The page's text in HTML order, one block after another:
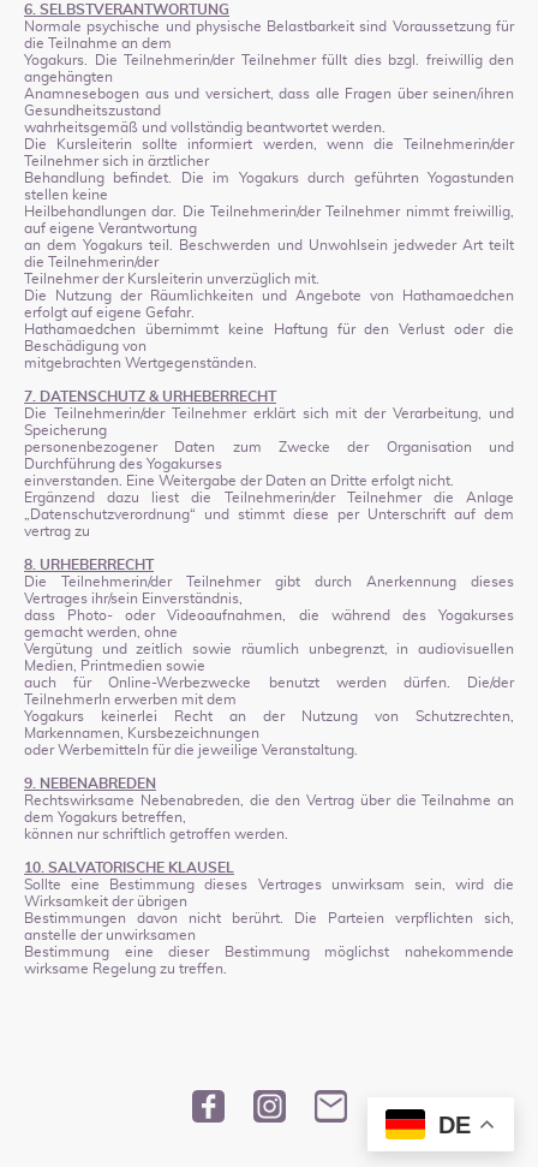
6. SELBSTVERANTWORTUNG
Normale psychische und physische Belastbarkeit sind Voraussetzung für
die Teilnahme an dem
Yogakurs. Die Teilnehmerin/der Teilnehmer füllt dies bzgl. freiwillig den
angehängten
Anamnesebogen aus und versichert, dass alle Fragen über seinen/ihren
Gesundheitszustand
wahrheitsgemäß und vollständig beantwortet werden.
Die Kursleiterin sollte informiert werden, wenn die Teilnehmerin/der
Teilnehmer sich in ärztlicher
Behandlung befindet. Die im Yogakurs durch geführten Yogastunden
stellen keine
Heilbehandlungen dar. Die Teilnehmerin/der Teilnehmer nimmt freiwillig,
auf eigene Verantwortung
an dem Yogakurs teil. Beschwerden und Unwohlsein jedweder Art teilt
die Teilnehmerin/der
Teilnehmer der Kursleiterin unverzüglich mit.
Die Nutzung der Räumlichkeiten und Angebote von Hathamaedchen
erfolgt auf eigene Gefahr.
Hathamaedchen übernimmt keine Haftung für den Verlust oder die
Beschädigung von
mitgebrachten Wertgegenständen.
7. DATENSCHUTZ & URHEBERRECHT
Die Teilnehmerin/der Teilnehmer erklärt sich mit der Verarbeitung, und
Speicherung
personenbezogener Daten zum Zwecke der Organisation und
Durchführung des Yogakurses
einverstanden. Eine Weitergabe der Daten an Dritte erfolgt nicht.
Ergänzend dazu liest die Teilnehmerin/der Teilnehmer die Anlage
„Datenschutzverordnung“ und stimmt diese per Unterschrift auf dem
vertrag zu
8. URHEBERRECHT
Die Teilnehmerin/der Teilnehmer gibt durch Anerkennung dieses
Vertrages ihr/sein Einverständnis,
dass Photo- oder Videoaufnahmen, die während des Yogakurses
gemacht werden, ohne
Vergütung und zeitlich sowie räumlich unbegrenzt, in audiovisuellen
Medien, Printmedien sowie
auch für Online-Werbezwecke benutzt werden dürfen. Die/der
TeilnehmerIn erwerben mit dem
Yogakurs keinerlei Recht an der Nutzung von Schutzrechten,
Markennamen, Kursbezeichnungen
oder Werbemitteln für die jeweilige Veranstaltung.
9. NEBENABREDEN
Rechtswirksame Nebenabreden, die den Vertrag über die Teilnahme an
dem Yogakurs betreffen,
können nur schriftlich getroffen werden.
10. SALVATORISCHE KLAUSEL
Sollte eine Bestimmung dieses Vertrages unwirksam sein, wird die
Wirksamkeit der übrigen
Bestimmungen davon nicht berührt. Die Parteien verpflichten sich,
anstelle der unwirksamen
Bestimmung eine dieser Bestimmung möglichst nahekommende
wirksame Regelung zu treffen.
DE